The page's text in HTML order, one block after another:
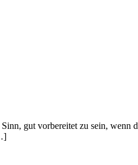
gut vorbereitet zu sein, wenn